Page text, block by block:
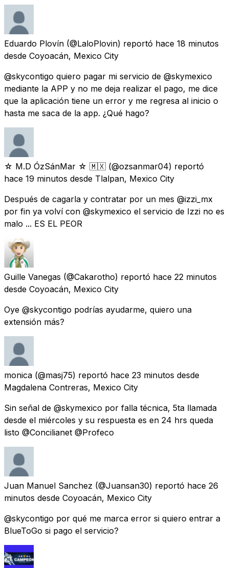
Eduardo Plovín (@LaloPlovin) reportó hace 18 minutos
desde Coyoacán, Mexico City
@skycontigo quiero pagar mi servicio de @skymexico
mediante la APP y no me deja realizar el pago, me dice
que la aplicación tiene un error y me regresa al inicio o
hasta me saca de la app. ¿Qué hago?
☆ M.D ÓzSánMar ☆ 🇲🇽 (@ozsanmar04) reportó
hace 19 minutos desde Tlalpan, Mexico City
Después de cagarla y contratar por un mes @izzi_mx
por fin ya volví con @skymexico el servicio de Izzi no es
malo ... ES EL PEOR
Guille Vanegas (@Cakarotho) reportó hace 22 minutos
desde Coyoacán, Mexico City
Oye @skycontigo podrías ayudarme, quiero una
extensión más?
monica (@masj75) reportó hace 23 minutos desde
Magdalena Contreras, Mexico City
Sin señal de @skymexico por falla técnica, 5ta llamada
desde el miércoles y su respuesta es en 24 hrs queda
listo @Concilianet @Profeco
Juan Manuel Sanchez (@Juansan30) reportó hace 26
minutos desde Coyoacán, Mexico City
@skycontigo por qué me marca error si quiero entrar a
BlueToGo si pago el servicio?